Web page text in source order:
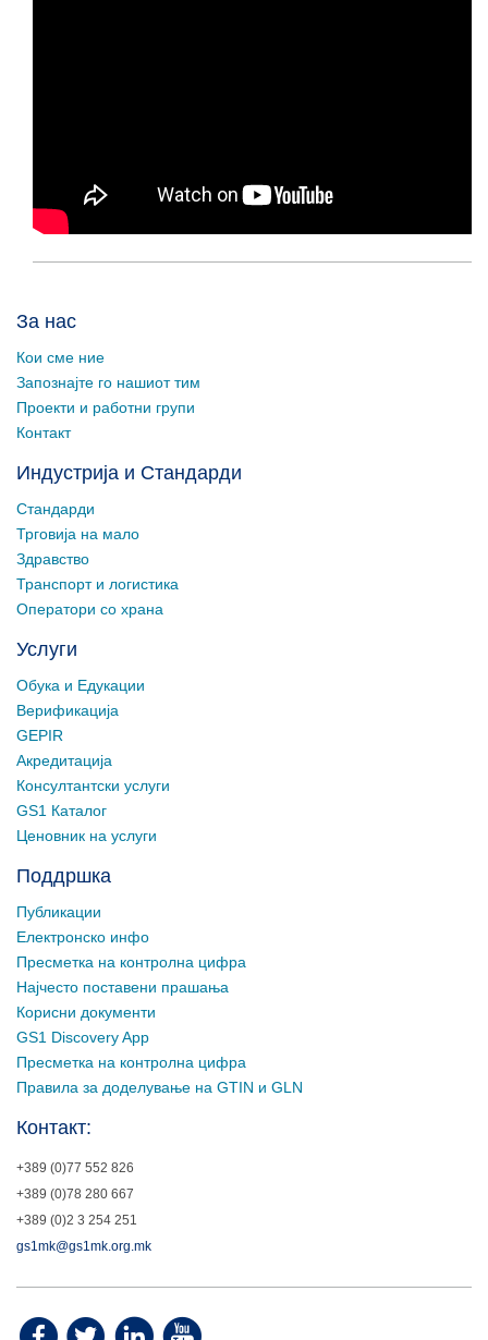
За нас
Кои сме ние
Запознајте го нашиот тим
Проекти и работни групи
Контакт
Индустрија и Стандарди
Стандарди
Трговија на мало
Здравство
Транспорт и логистика
Оператори со храна
Услуги
Обука и Едукации
Верификација
GEPIR
Акредитација
Консултантски услуги
GS1 Каталог
Ценовник на услуги
Поддршка
Публикации
Електронско инфо
Пресметка на контролна цифра
Најчесто поставени прашања
Корисни документи
GS1 Discovery App
Пресметка на контролна цифра
Правила за доделување на GTIN и GLN
Контакт:
+389 (0)77 552 826
+389 (0)78 280 667
+389 (0)2 3 254 251
gs1mk@gs1mk.org.mk